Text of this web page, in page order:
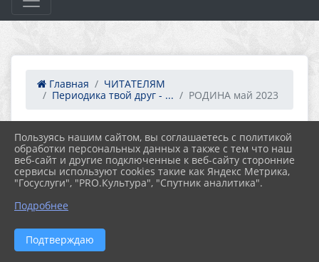
Главная
ЧИТАТЕЛЯМ
Периодика твой друг - ...
РОДИНА май 2023
23.05.2023 13:36 35
РОДИНА МАЙ 2023
Пользуясь нашим сайтом, вы соглашаетесь с политикой
обработки персональных данных а также с тем что наш
веб-сайт и другие подключенные к веб-сайту сторонние
сервисы используют cookies такие как Яндекс Метрика,
"Госуслуги", "PRO.Культура", "Спутник аналитика".
Подробнее
Подтверждаю